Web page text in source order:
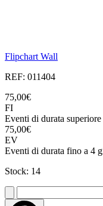
Flipchart Wall
REF: 011404
75,00€
FI
Eventi di durata
75,00€
EV
Eventi di durata fino a 4
Stock: 14